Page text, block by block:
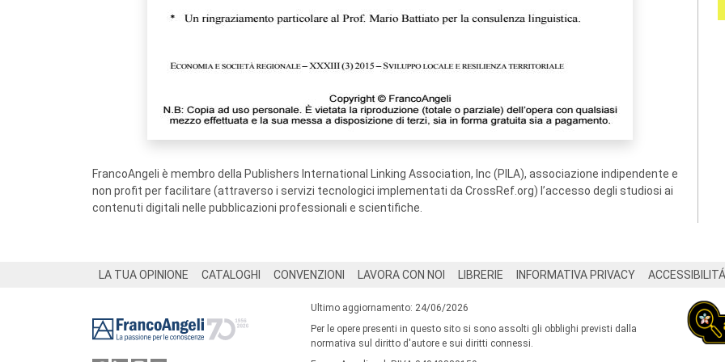
FrancoAngeli è membro della Publishers International Linking Association, Inc (PILA), associazione indipendente e
non profit per facilitare (attraverso i servizi tecnologici implementati da CrossRef.org) l’accesso degli studiosi ai
contenuti digitali nelle pubblicazioni professionali e scientifiche.
LA TUA OPINIONE CATALOGHI CONVENZIONI LAVORA CON NOI LIBRERIE INFORMATIVA PRIVACY ACCESSIBILITÁ
Ultimo aggiornamento: 24/06/2026
Per le opere presenti in questo sito si sono assolti gli obblighi previsti dalla
normativa sul diritto d'autore e sui diritti connessi.